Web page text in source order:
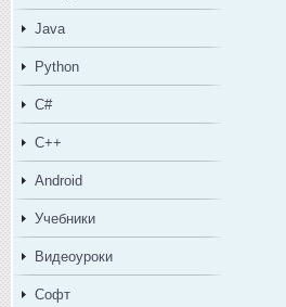
Java
Python
C#
C++
Android
Учебники
Видеоуроки
Софт